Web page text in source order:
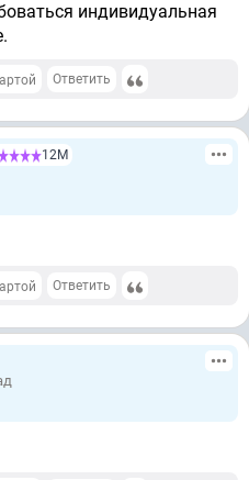
индивидуальная
Ответить
12М
Ответить